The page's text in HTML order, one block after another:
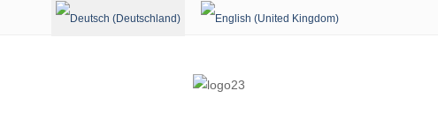
Sprache auswählen